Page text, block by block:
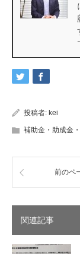
投稿者: kei
補助金・助成金
前のペ
関連記事